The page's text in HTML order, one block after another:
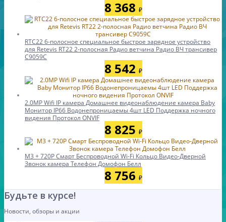
8 368 ₽
RTC22 6-полосное специальное быстрое зарядное устройство
для Retevis RT22 2-полосная Радио ветчина Радио ВЧ трансивер
C9059C
8 542 ₽
2.0MP Wifi IP камера Домашнее видеонаблюдение камера Baby
Монитор IP66 Водонепроницаемы 4шт LED Поддержка ночного
видения Протокол ONVIF
8 825 ₽
M3 + 720P Смарт Беспроводной Wi-Fi Кольцо Видео-Дверной
Звонок камера Телефон Домофон Белл
8 756 ₽
Будьте в курсе!
Новости, обзоры и акции